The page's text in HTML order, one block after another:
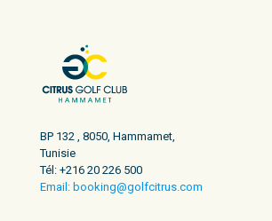
BP 132 , 8050, Hammamet,
Tunisie
Tél: +216 20 226 500
Email: booking@golfcitrus.com